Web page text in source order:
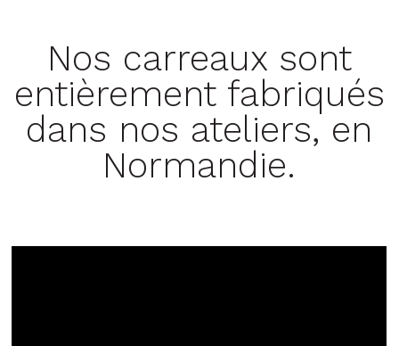
Nos carreaux sont
entièrement fabriqués
dans nos ateliers, en
Normandie.